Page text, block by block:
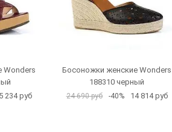
Wonders
234 руб
Босоножки женские Wonders
188310 черный
24 690 руб -40% 14 814 руб